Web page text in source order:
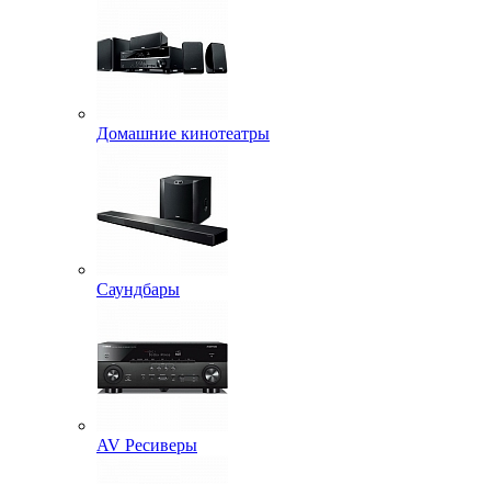
Домашние кинотеатры
Саундбары
AV Ресиверы